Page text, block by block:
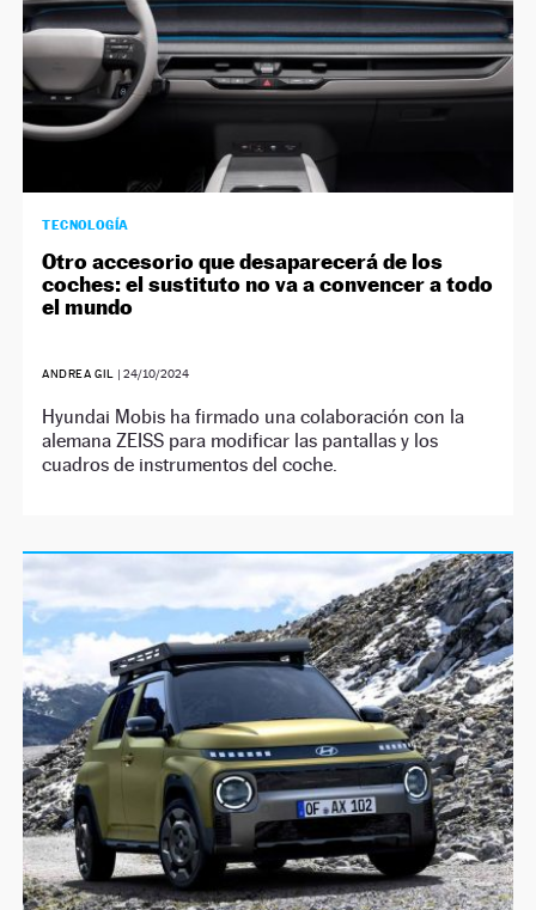
TECNOLOGÍA
Otro accesorio que desaparecerá de los
coches: el sustituto no va a convencer a todo
el mundo
ANDREA GIL |24/10/2024
Hyundai Mobis ha firmado una colaboración con la
alemana ZEISS para modificar las pantallas y los
cuadros de instrumentos del coche.